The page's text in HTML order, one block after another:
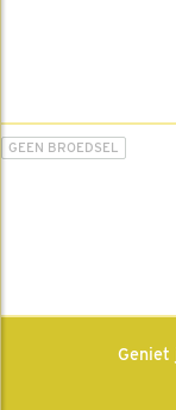
GEEN BROEDSEL
Geniet